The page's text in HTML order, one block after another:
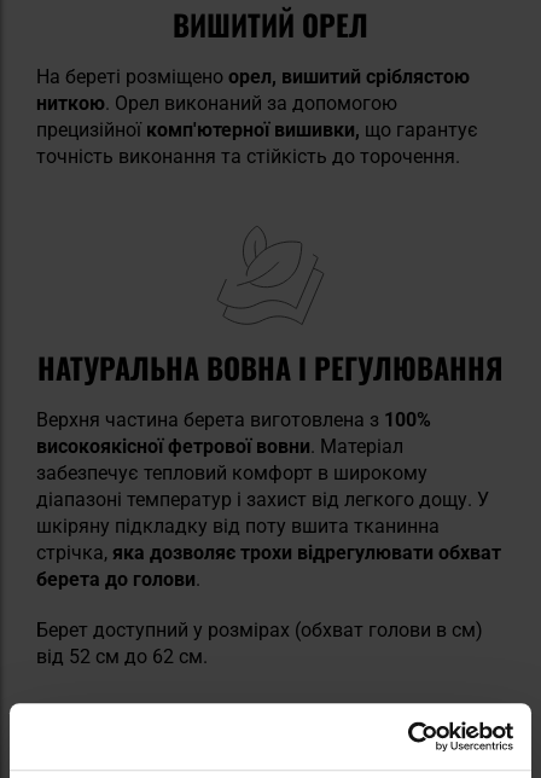
ВИШИТИЙ ОРЕЛ
На береті розміщено орел, вишитий сріблястою
ниткою. Орел виконаний за допомогою
прецизійноїкомп'ютерної вишивки, що гарантує
точність виконання та стійкість до торочення.
НАТУРАЛЬНА ВОВНА І РЕГУЛЮВАННЯ
Верхня частина берета виготовлена з 100%
високоякісної фетрової вовни. Матеріал
забезпечує тепловий комфорт в широкому
діапазоні температур і захист від легкого дощу. У
шкіряну підкладку від поту вшита тканинна
стрічка, яка дозволяє трохи відрегулювати обхват
берета до голови.
Берет доступний у розмірах (обхват голови в см)
від 52 см до 62 см.